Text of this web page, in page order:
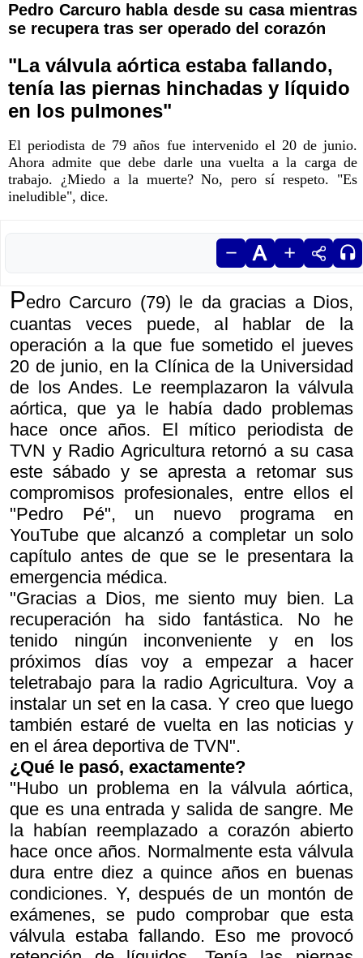
Pedro Carcuro habla desde su casa mientras
se recupera tras ser operado del corazón
"La válvula aórtica estaba fallando,
tenía las piernas hinchadas y líquido
en los pulmones"
El periodista de 79 años fue intervenido el 20 de junio.
Ahora admite que debe darle una vuelta a la carga de
trabajo. ¿Miedo a la muerte? No, pero sí respeto. "Es
ineludible", dice.
Pedro Carcuro (79) le da gracias a Dios,
cuantas veces puede, al hablar de la
operación a la que fue sometido el jueves
20 de junio, en la Clínica de la Universidad
de los Andes. Le reemplazaron la válvula
aórtica, que ya le había dado problemas
hace once años. El mítico periodista de
TVN y Radio Agricultura retornó a su casa
este sábado y se apresta a retomar sus
compromisos profesionales, entre ellos el
"Pedro Pé", un nuevo programa en
YouTube que alcanzó a completar un solo
capítulo antes de que se le presentara la
emergencia médica.
"Gracias a Dios, me siento muy bien. La
recuperación ha sido fantástica. No he
tenido ningún inconveniente y en los
próximos días voy a empezar a hacer
teletrabajo para la radio Agricultura. Voy a
instalar un set en la casa. Y creo que luego
también estaré de vuelta en las noticias y
en el área deportiva de TVN".
¿Qué le pasó, exactamente?
"Hubo un problema en la válvula aórtica,
que es una entrada y salida de sangre. Me
la habían reemplazado a corazón abierto
hace once años. Normalmente esta válvula
dura entre diez a quince años en buenas
condiciones. Y, después de un montón de
exámenes, se pudo comprobar que esta
válvula estaba fallando. Eso me provocó